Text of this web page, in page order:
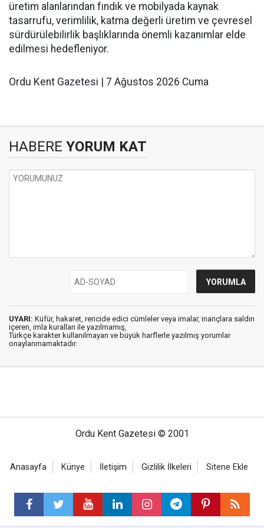
üretim alanlarından fındık ve mobilyada kaynak
tasarrufu, verimlilik, katma değerli üretim ve çevresel
sürdürülebilirlik başlıklarında önemli kazanımlar elde
edilmesi hedefleniyor.
Ordu Kent Gazetesi | 7 Ağustos 2026 Cuma
HABERE YORUM KAT
UYARI: Küfür, hakaret, rencide edici cümleler veya imalar, inançlara saldırı
içeren, imla kuralları ile yazılmamış,
Türkçe karakter kullanılmayan ve büyük harflerle yazılmış yorumlar
onaylanmamaktadır.
Ordu Kent Gazetesi © 2001
Anasayfa Künye İletişim Gizlilik İlkeleri Sitene Ekle